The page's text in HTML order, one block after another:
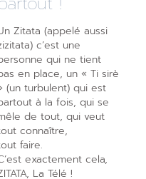
Zitata (appelé aussi
c’est une
qui ne tient
en place, un « Ti sirè
(un turbulent) qui est
à la fois, qui se
de tout, qui veut
connaître,
faire.
exactement cela,
La Télé !